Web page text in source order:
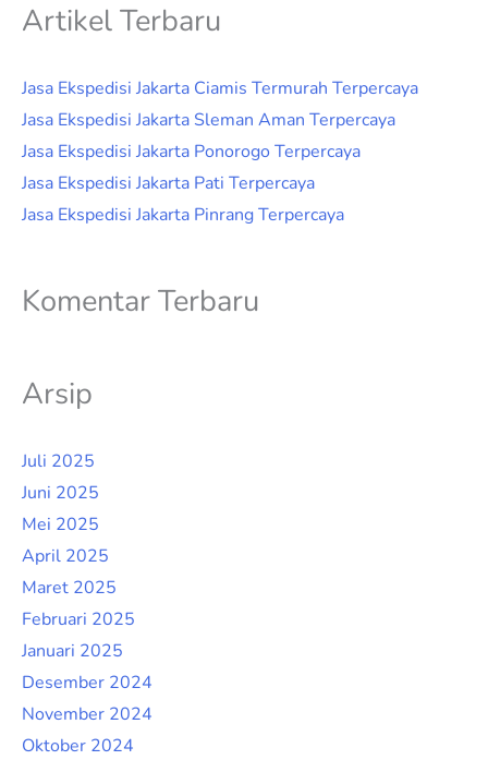
Artikel Terbaru
Jasa Ekspedisi Jakarta Ciamis Termurah Terpercaya
Jasa Ekspedisi Jakarta Sleman Aman Terpercaya
Jasa Ekspedisi Jakarta Ponorogo Terpercaya
Jasa Ekspedisi Jakarta Pati Terpercaya
Jasa Ekspedisi Jakarta Pinrang Terpercaya
Komentar Terbaru
Arsip
Juli 2025
Juni 2025
Mei 2025
April 2025
Maret 2025
Februari 2025
Januari 2025
Desember 2024
November 2024
Oktober 2024